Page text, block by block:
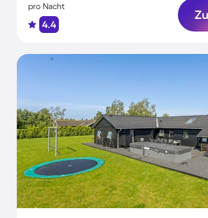
pro Nacht
4.4